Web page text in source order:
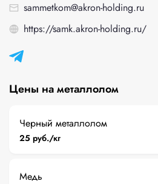
sammetkom@akron-holding.ru
https://samk.akron-holding.ru/
Цены на металлолом
Черный металлолом
25 руб./кг
Медь